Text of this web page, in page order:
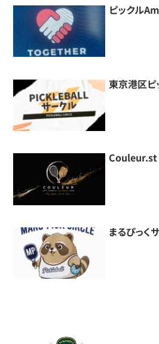
ピックル
東京港区ピ
Couleur.st
まるぴっく